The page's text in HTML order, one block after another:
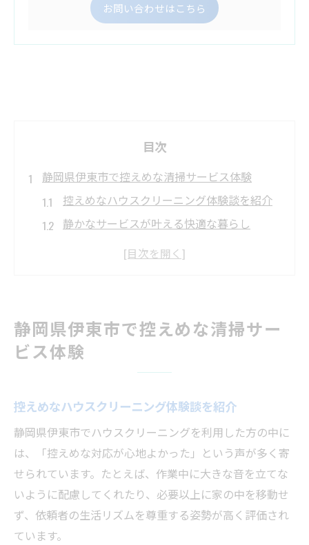
お問い合わせはこちら
目次
静岡県伊東市で控えめな清掃サービス体験
控えめなハウスクリーニング体験談を紹介
静かなサービスが叶える快適な暮らし
利用者目線で選ぶハウスクリーニングの魅
ハウスクリーニング依頼時の静かな配慮とは
静かなハウスクリーニング作業の特徴
ハウスクリーニングで気をつけたい配慮点
依頼時に確認したい静かな対応方法
近隣へ配慮したハウスクリーニングのコツ
控えめな作業を望む方への選び方ガイド
控えめハウスクリーニング業者の見極め方
静かな作業対応が可能な業者選びの基準
静岡県伊東市で控えめな清掃サー
ビス体験
控えめなハウスクリーニング体験談を紹介
静岡県伊東市でハウスクリーニングを利用した方の中に
は、「控えめな対応が心地よかった」という声が多く寄
せられています。たとえば、作業中に大きな音を立てな
いように配慮してくれたり、必要以上に家の中を移動せ
ず、依頼者の生活リズムを尊重する姿勢が高く評価され
ています。